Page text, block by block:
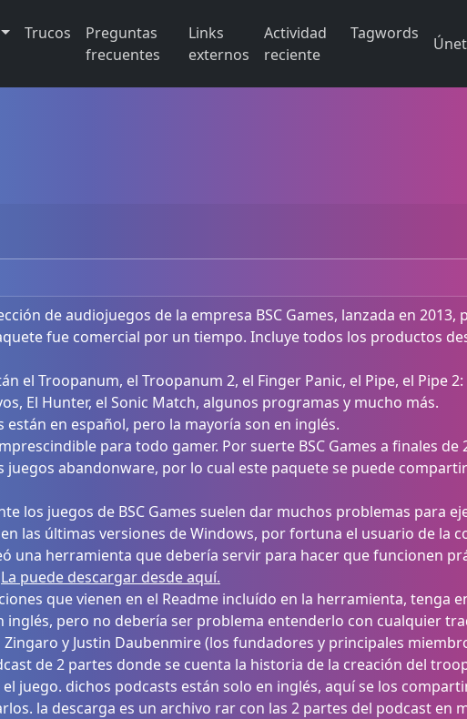
Trucos
Preguntas
frecuentes
Links
externos
Actividad
reciente
Tagwords
de audiojuegos de la empresa BSC Games, lanzada en 2013,
fue comercial por un tiempo. Incluye todos los productos
el Troopanum, el Troopanum 2, el Finger Panic, el Pipe, el Pipe 2:
El Hunter, el Sonic Match, algunos programas y mucho más.
están en español, pero la mayoría son en inglés.
para todo gamer. Por suerte BSC Games a finales de
juegos abandonware, por lo cual este paquete se puede
los juegos de BSC Games suelen dar muchos problemas para
las últimas versiones de Windows, por fortuna el usuario de la
una herramienta que debería servir para hacer que funcionen
La puede descargar desde aquí.
que vienen en el Readme incluído en la herramienta, tenga
inglés, pero no debería ser problema entenderlo con cualquier
Zingaro y Justin Daubenmire (los fundadores y principales
de 2 partes donde se cuenta la historia de la creación del
juego. dichos podcasts están solo en inglés, aquí se los
la descarga es un archivo rar con las 2 partes del podcast en